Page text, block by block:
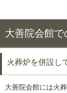
大善院会館で
火葬炉を併設し
大善院会館には火